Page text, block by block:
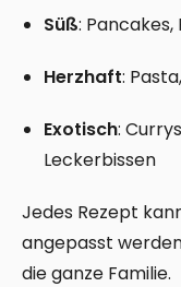
Süß:
Herzhaft:
Exotisch:
Leckerbissen
Jedes Rezept
angepasst
die ganze Familie.